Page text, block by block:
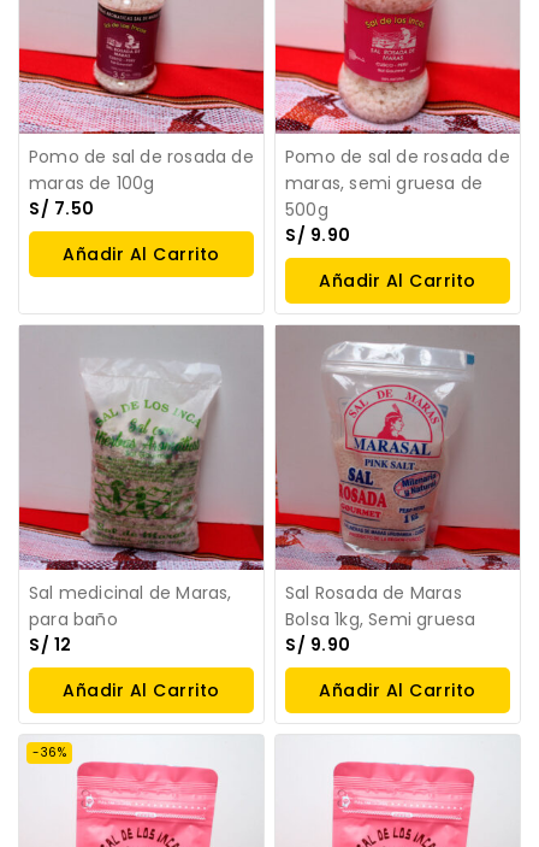
Pomo de sal de rosada de
maras de 100g
S/ 7.50
Añadir Al Carrito
Pomo de sal de rosada de
maras, semi gruesa de
500g
S/ 9.90
Añadir Al Carrito
Sal medicinal de Maras,
para baño
S/ 12
Añadir Al Carrito
Sal Rosada de Maras
Bolsa 1kg, Semi gruesa
S/ 9.90
Añadir Al Carrito
-36%